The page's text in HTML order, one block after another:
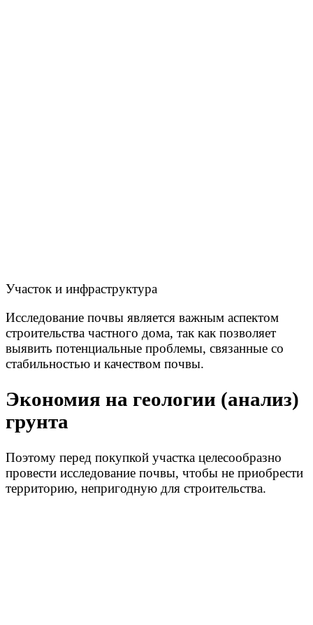
Участок и инфраструктура
Исследование почвы является важным аспектом
строительства частного дома, так как позволяет
выявить потенциальные проблемы, связанные со
стабильностью и качеством почвы.
Экономия на геологии (анализ)
грунта
Поэтому перед покупкой участка целесообразно
провести исследование почвы, чтобы не приобрести
территорию, непригодную для строительства.